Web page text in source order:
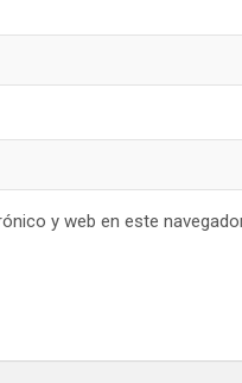
y web en este